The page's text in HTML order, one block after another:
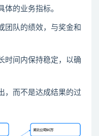
体的业务指标。
团队的绩效，与奖金和
时间内保持稳定，以确
，而不是达成结果的过